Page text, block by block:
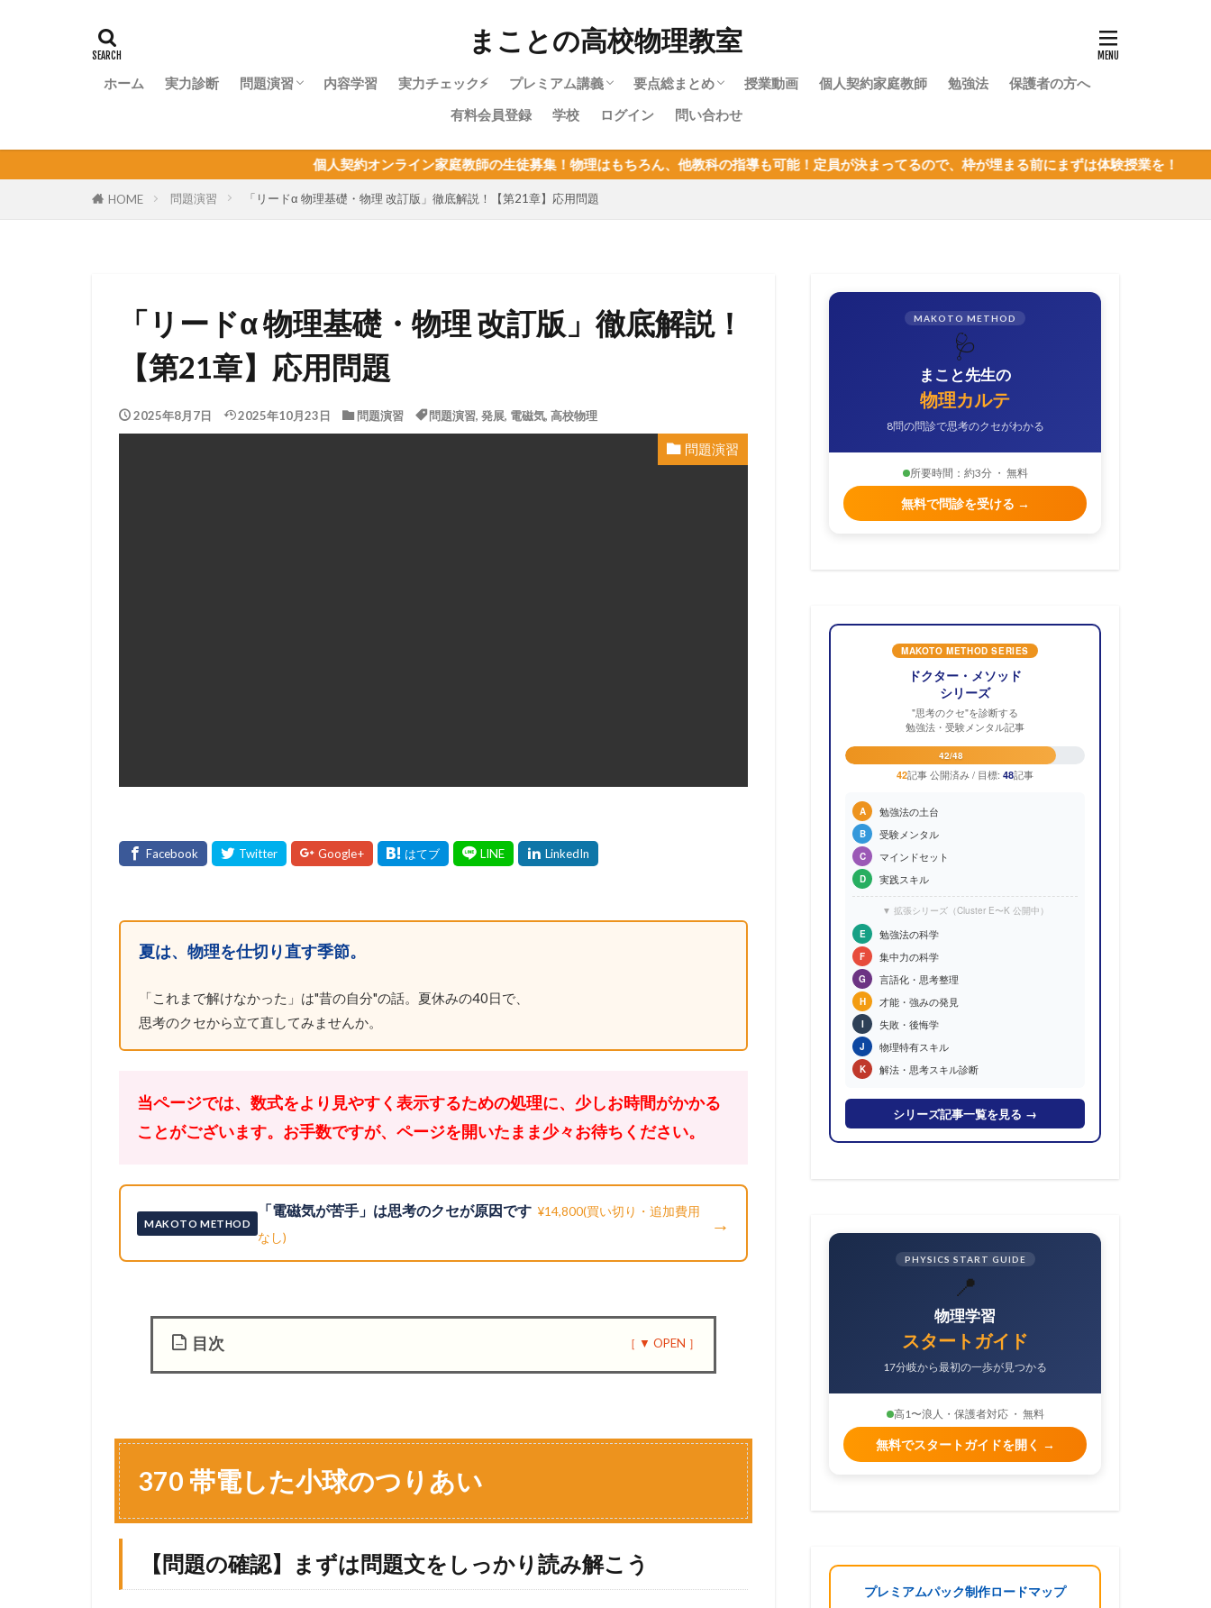
まことの高校物理教室
ホーム 実力診断 問題演習 内容学習 実力チェック⚡ プレミアム講義
物理やり直しガイド｜高校物理を受験に
使うあなたへ
物理基礎・最短攻略パック紹介
目次：物理基礎
力学・最短攻略パック紹介
目次：力学
熱力学・最短攻略パック紹介
目次：熱力学
波動・最短攻略パック紹介
目次：波動
電磁気・最短攻略パック紹介
目次：電磁気
原子・最短攻略パック紹介
目次：原子
要点総まとめ
物理基礎まとめ
授業動画 個人契約家庭教師 勉強法
保護者の方へ
有料会員登録
学校 ログイン 問い合わせ
個人契約オンライン家庭教師の生徒募集！物理はもちろん、他教科の指導も可能！定員が決まってるので、枠が埋まる前にまずは体験授業を！
HOME 問題演習 「リードα 物理基礎・物理 改訂版」徹底解説！【第21章】応用問題
「リードα 物理基礎・物理 改訂版」徹底解説！
【第21章】応用問題
2025年8月7日 2025年10月23日 問題演習 問題演習, 発展, 電磁気, 高校物理
問題演習
夏は、物理を仕切り直す季節。
「これまで解けなかった」は"昔の自分"の話。夏休みの40日で、
思考のクセから立て直してみませんか。
当ページでは、数式をより見やすく表示するための処理に、少しお時間がかかる
ことがございます。お手数ですが、ページを開いたまま少々お待ちください。
MAKOTO METHOD
「電磁気が苦手」は思考のクセが原因です ¥14,800(買い切り・追加費用
なし)
→
目次
帯
電
し
小
球
370 帯電した小球のつりあい
【問題の確認】まずは問題文をしっかり読み解こう
MAKOTO METHOD
🩺
まこと先生の
物理カルテ
8問の問診で思考のクセがわかる
所要時間：約3分 ・ 無料
無料で問診を受ける →
MAKOTO METHOD SERIES
ドクター・メソッド
シリーズ
"思考のクセ"を診断する
勉強法・受験メンタル記事
42/48
42記事 公開済み / 目標: 48記事
A 勉強法の土台
B 受験メンタル
C マインドセット
D 実践スキル
▼ 拡張シリーズ（Cluster E〜K 公開中）
E
勉強法の科学
F 集中力の科学
G 言語化・思考整理
H 才能・強みの発見
I 失敗・後悔学
J 物理特有スキル
K 解法・思考スキル診断
シリーズ記事一覧を見る →
PHYSICS START GUIDE
📍
物理学習
スタートガイド
17分岐から最初の一歩が見つかる
高1〜浪人・保護者対応 ・ 無料
無料でスタートガイドを開く →
プレミアムパック制作ロードマップ